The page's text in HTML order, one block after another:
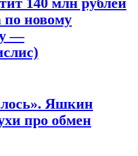
по новому
—
Яшкин
про обмен